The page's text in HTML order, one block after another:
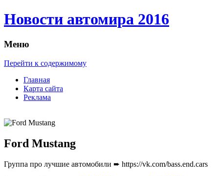
Новости автомира 2016
Меню
Перейти к содержимому
Главная
Карта сайта
Реклама
Ford Mustang
Группa про лучшие автомобили ➨ https://vk.com/bass.end.cars